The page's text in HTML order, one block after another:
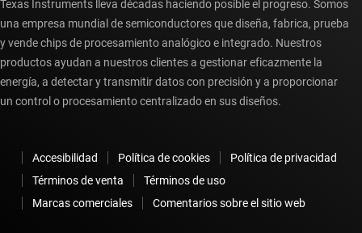
Texas Instruments lleva décadas haciendo posible el progreso. Somos
una empresa mundial de semiconductores que diseña, fabrica, prueba
y vende chips de procesamiento analógico e integrado. Nuestros
productos ayudan a nuestros clientes a gestionar eficazmente la
energía, a detectar y transmitir datos con precisión y a proporcionar
un control o procesamiento centralizado en sus diseños.
Accesibilidad Política de cookies
Política de privacidad
Términos de venta
Términos de uso
Marcas comerciales
Comentarios sobre el sitio web